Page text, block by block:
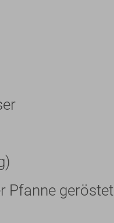
Pfanne geröstet